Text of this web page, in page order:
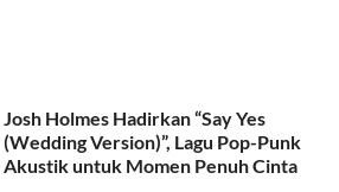
Josh Holmes Hadirkan “Say Yes
(Wedding Version)”, Lagu Pop-Punk
Akustik untuk Momen Penuh Cinta